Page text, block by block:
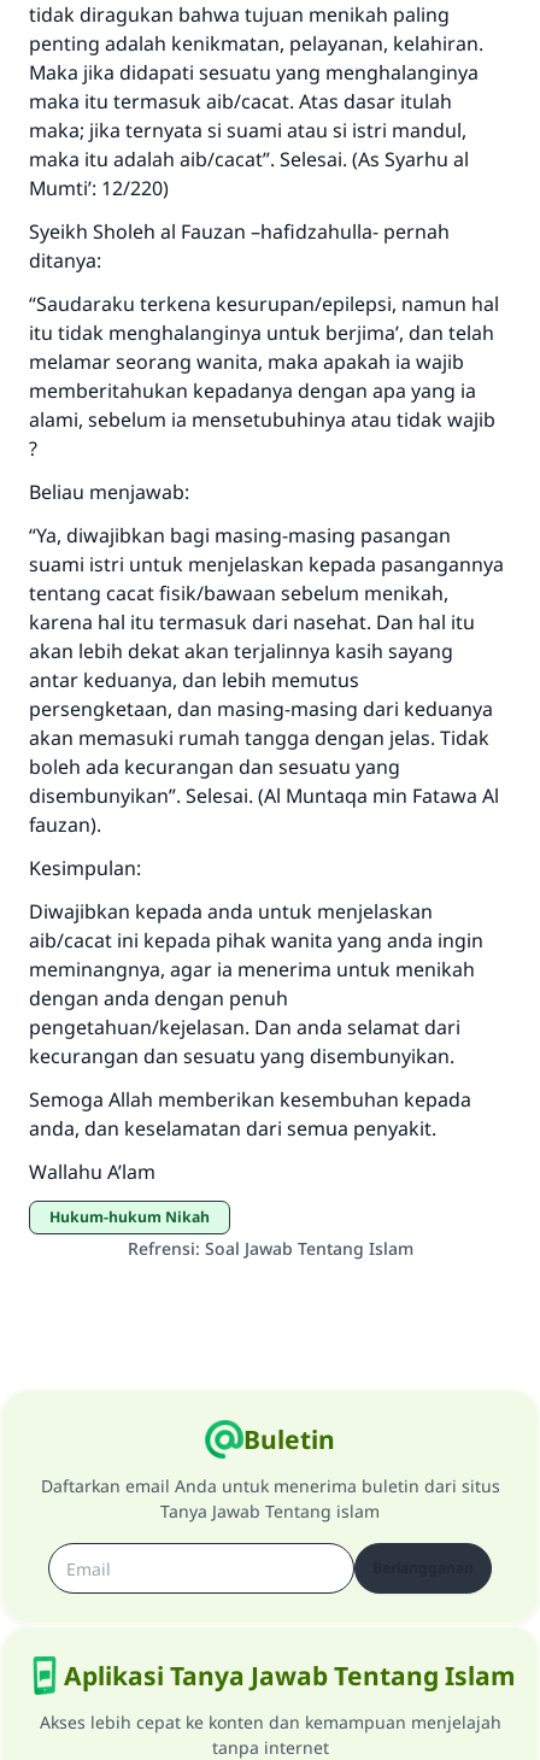
tidak diragukan bahwa tujuan menikah paling
penting adalah kenikmatan, pelayanan, kelahiran.
Maka jika didapati sesuatu yang menghalanginya
maka itu termasuk aib/cacat. Atas dasar itulah
maka; jika ternyata si suami atau si istri mandul,
maka itu adalah aib/cacat”. Selesai. (As Syarhu al
Mumti’: 12/220)
Syeikh Sholeh al Fauzan –hafidzahulla- pernah
ditanya:
“Saudaraku terkena kesurupan/epilepsi, namun hal
itu tidak menghalanginya untuk berjima’, dan telah
melamar seorang wanita, maka apakah ia wajib
memberitahukan kepadanya dengan apa yang ia
alami, sebelum ia mensetubuhinya atau tidak wajib
?
Beliau menjawab:
“Ya, diwajibkan bagi masing-masing pasangan
suami istri untuk menjelaskan kepada pasangannya
tentang cacat fisik/bawaan sebelum menikah,
karena hal itu termasuk dari nasehat. Dan hal itu
akan lebih dekat akan terjalinnya kasih sayang
antar keduanya, dan lebih memutus
persengketaan, dan masing-masing dari keduanya
akan memasuki rumah tangga dengan jelas. Tidak
boleh ada kecurangan dan sesuatu yang
disembunyikan”. Selesai. (Al Muntaqa min Fatawa Al
fauzan).
Kesimpulan:
Diwajibkan kepada anda untuk menjelaskan
aib/cacat ini kepada pihak wanita yang anda ingin
meminangnya, agar ia menerima untuk menikah
dengan anda dengan penuh
pengetahuan/kejelasan. Dan anda selamat dari
kecurangan dan sesuatu yang disembunyikan.
Semoga Allah memberikan kesembuhan kepada
anda, dan keselamatan dari semua penyakit.
Wallahu A’lam
Hukum-hukum Nikah
Refrensi: Soal Jawab Tentang Islam
Buletin
Daftarkan email Anda untuk menerima buletin dari situs
Tanya Jawab Tentang islam
Aplikasi Tanya Jawab Tentang Islam
Akses lebih cepat ke konten dan kemampuan menjelajah
tanpa internet
Jawaban no. 110845
menyelamatkan pernikahan.
Bantu kami dalam memberikan jawaban untuk umat
Rasulullah ﷺ bersabda
"Siapa yang menunjukkan suatu kebaikan,
meka dia akan mendapatkan pahala yang
sama dengan orang yang melakukannya"
MUSLIM, 1893